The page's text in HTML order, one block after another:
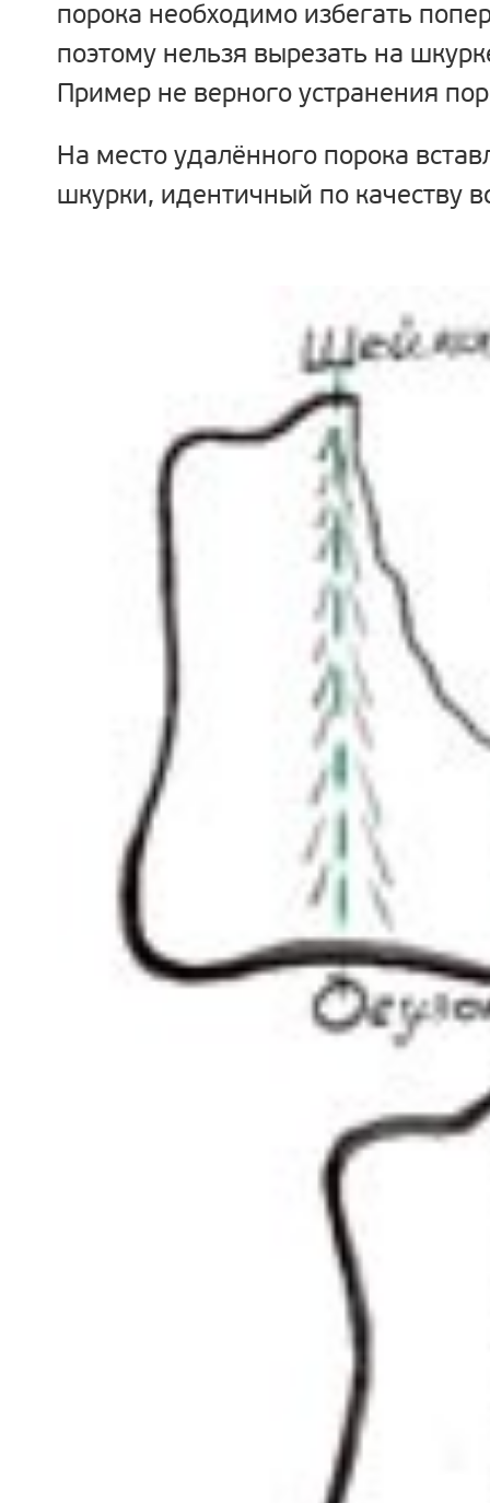
порока необходимо избегать
поэтому нельзя вырезать на
Пример не верного устранения
На место удалённого порока
шкурки, идентичный по качеству